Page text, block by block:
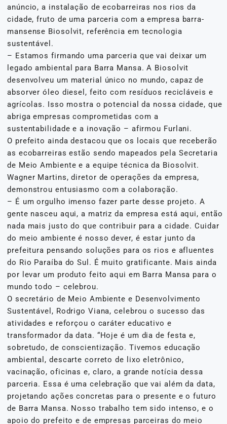
anúncio, a instalação de ecobarreiras nos rios da
cidade, fruto de uma parceria com a empresa barra-
mansense Biosolvit, referência em tecnologia
sustentável.
– Estamos firmando uma parceria que vai deixar um
legado ambiental para Barra Mansa. A Biosolvit
desenvolveu um material único no mundo, capaz de
absorver óleo diesel, feito com resíduos recicláveis e
agrícolas. Isso mostra o potencial da nossa cidade, que
abriga empresas comprometidas com a
sustentabilidade e a inovação – afirmou Furlani.
O prefeito ainda destacou que os locais que receberão
as ecobarreiras estão sendo mapeados pela Secretaria
de Meio Ambiente e a equipe técnica da Biosolvit.
Wagner Martins, diretor de operações da empresa,
demonstrou entusiasmo com a colaboração.
– É um orgulho imenso fazer parte desse projeto. A
gente nasceu aqui, a matriz da empresa está aqui, então
nada mais justo do que contribuir para a cidade. Cuidar
do meio ambiente é nosso dever, é estar junto da
prefeitura pensando soluções para os rios e afluentes
do Rio Paraíba do Sul. É muito gratificante. Mais ainda
por levar um produto feito aqui em Barra Mansa para o
mundo todo – celebrou.
O secretário de Meio Ambiente e Desenvolvimento
Sustentável, Rodrigo Viana, celebrou o sucesso das
atividades e reforçou o caráter educativo e
transformador da data. “Hoje é um dia de festa e,
sobretudo, de conscientização. Tivemos educação
ambiental, descarte correto de lixo eletrônico,
vacinação, oficinas e, claro, a grande notícia dessa
parceria. Essa é uma celebração que vai além da data,
projetando ações concretas para o presente e o futuro
de Barra Mansa. Nosso trabalho tem sido intenso, e o
apoio do prefeito e de empresas parceiras do meio